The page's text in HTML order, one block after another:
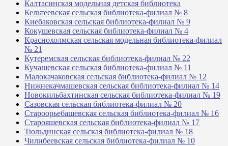
Калтасинская модельная детская библиотека
Кельтеевская сельская библиотека-филиал № 8
Киебаковская сельская библиотека-филиал № 9
Кокушевская сельская библиотека-филиал № 4
Краснохолмская сельская модельная библиотека-филиал
№ 21
Кутеремская сельская библиотека-филиал № 22
Кучашевская сельская библиотека-филиал № 11
Малокачаковская сельская библиотека-филиал № 12
Нижнекачмашевская сельская библиотека-филиал № 14
Новокильбахтинская сельская библиотека-филиал № 19
Сазовская сельская библиотека-филиал № 20
Староорьебашевская сельская библиотека-филиал № 16
Старояшевская сельская библиотека-филиал № 17
Тюльдинская сельская библиотека-филиал № 18
Чилибеевская сельская библиотека-филиал № 10